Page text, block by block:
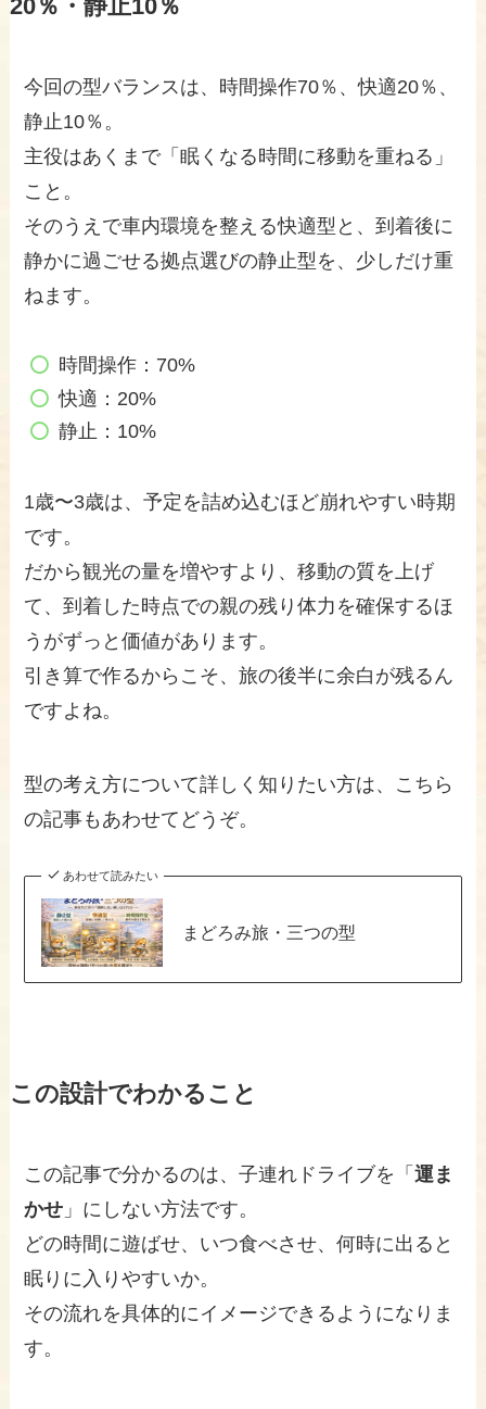
20％・静止10％
今回の型バランスは、時間操作70％、快適20％、
静止10％。
主役はあくまで「眠くなる時間に移動を重ねる」
こと。
そのうえで車内環境を整える快適型と、到着後に
静かに過ごせる拠点選びの静止型を、少しだけ重
ねます。
時間操作：70%
快適：20%
静止：10%
1歳〜3歳は、予定を詰め込むほど崩れやすい時期
です。
だから観光の量を増やすより、移動の質を上げ
て、到着した時点での親の残り体力を確保するほ
うがずっと価値があります。
引き算で作るからこそ、旅の後半に余白が残るん
ですよね。
型の考え方について詳しく知りたい方は、こちら
の記事もあわせてどうぞ。
あわせて読みたい
まどろみ旅・三つの型
この設計でわかること
この記事で分かるのは、子連れドライブを「運ま
かせ 」にしない方法です。
どの時間に遊ばせ、いつ食べさせ、何時に出ると
眠りに入りやすいか。
その流れを具体的にイメージできるようになりま
す。